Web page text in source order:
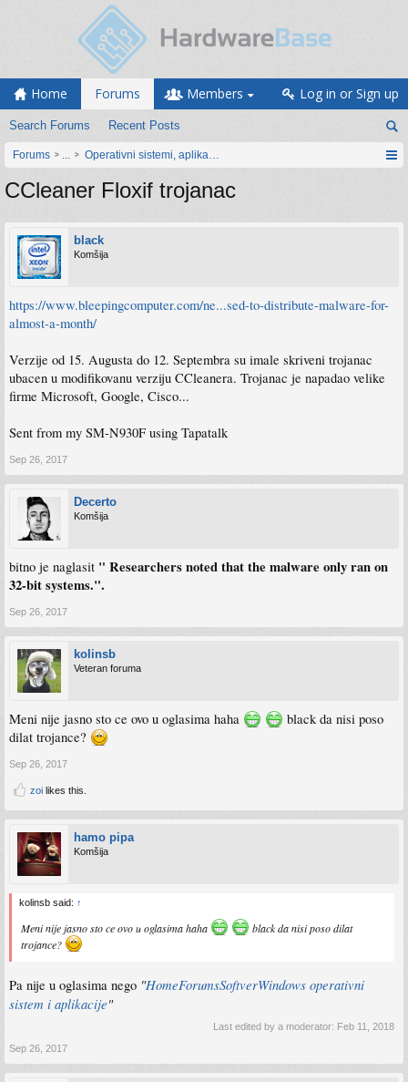
Home Forums
Search Forums Recent Posts
Members Log in or Sign up
Forums ... Operativni sistemi, aplikacije i programiranje
CCleaner Floxif trojanac
black
Komšija
https://www.bleepingcomputer.com/ne...sed-to-distribute-malware-for-
almost-a-month/
Verzije od 15. Augusta do 12. Septembra su imale skriveni trojanac
ubacen u modifikovanu verziju CCleanera. Trojanac je napadao velike
firme Microsoft, Google, Cisco...
Sent from my SM-N930F using Tapatalk
Sep 26, 2017
Decerto
Komšija
bitno je naglasit " Researchers noted that the malware only ran on
32-bit systems.".
Sep 26, 2017
kolinsb
Veteran foruma
Meni nije jasno sto ce ovo u oglasima haha
black da nisi poso
dilat trojance?
Sep 26, 2017
zoi likes this.
hamo pipa
Komšija
kolinsb said: ↑
Meni nije jasno sto ce ovo u oglasima haha
black da nisi poso dilat
trojance?
Pa nije u oglasima nego "HomeForumsSoftverWindows operativni
sistem i aplikacije"
Last edited by a moderator: Feb 11, 2018
Sep 26, 2017